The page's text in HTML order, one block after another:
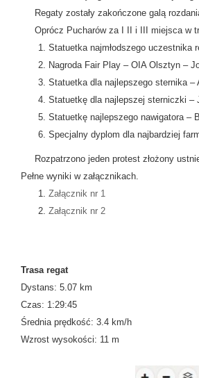
Regaty zostały zakończone galą
Oprócz Pucharów za I II i III miejsca w
Statuetka najmłodszego uczestnika
Nagroda Fair Play – OIA Olsztyn –
Statuetka dla najlepszego sternika –
Statuetkę dla najlepszej sterniczki –
Statuetkę najlepszego nawigatora –
Specjalny dyplom dla najbardziej
Rozpatrzono jeden protest złożony
Pełne wyniki w załącznikach.
Załącznik nr 1
Załącznik nr 2
Trasa regat
Dystans: 5.07 km
Czas: 1:29:45
Średnia prędkość: 3.4 km/h
Wzrost wysokości: 11 m